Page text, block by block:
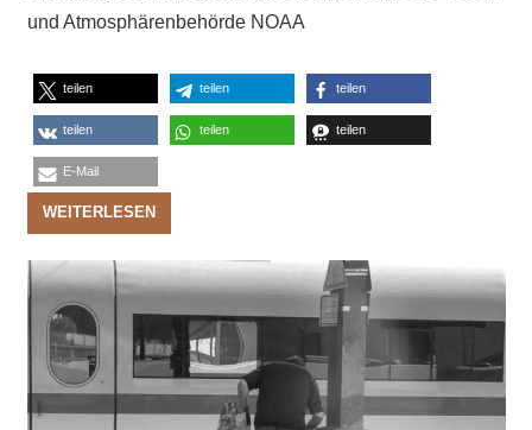
und Atmosphärenbehörde NOAA
teilen teilen teilen
teilen teilen teilen
E-Mail
WEITERLESEN